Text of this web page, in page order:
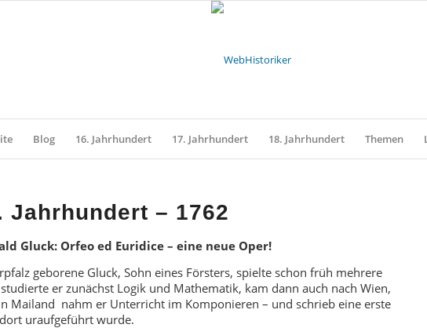
Blog 16. Jahrhundert 17. Jahrhundert 18. Jahrhundert Themen
Jahrhundert – 1762
Gluck: Orfeo ed Euridice – eine neue Oper!
geborene Gluck, Sohn eines Försters, spielte schon früh mehrere
er zunächst Logik und Mathematik, kam dann auch nach Wien,
Mailand nahm er Unterricht im Komponieren – und schrieb eine erste
uraufgeführt wurde.